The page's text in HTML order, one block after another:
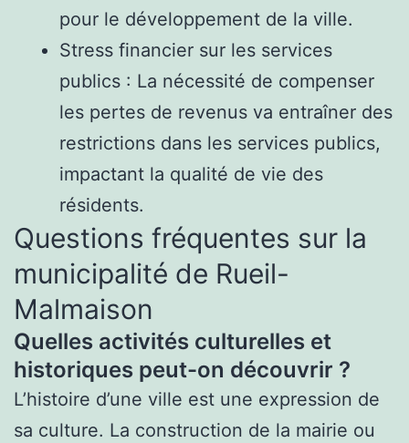
pour le développement de la ville.
Stress financier sur les services
publics : La nécessité de compenser
les pertes de revenus va entraîner des
restrictions dans les services publics,
impactant la qualité de vie des
résidents.
Questions fréquentes sur la
municipalité de Rueil-
Malmaison
Quelles activités culturelles et
historiques peut-on découvrir ?
L’histoire d’une ville est une expression de
sa culture. La construction de la mairie ou